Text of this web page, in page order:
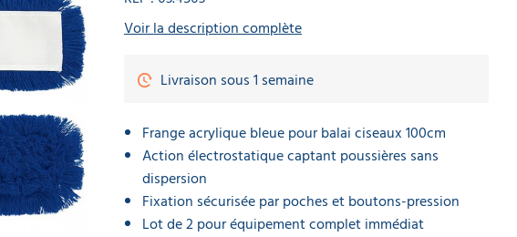
Voir la description complète
Livraison sous 1 semaine
Frange acrylique bleue pour balai ciseaux 100cm
Action électrostatique captant poussières sans
dispersion
Fixation sécurisée par poches et boutons-pression
Lot de 2 pour équipement complet immédiat